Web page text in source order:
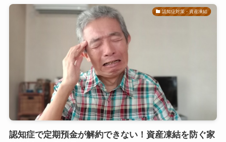
認知症対策・資産凍結
認知症で定期預金が解約できない！資産凍結を防ぐ家